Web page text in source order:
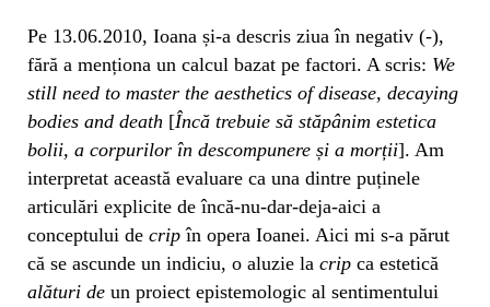
Pe 13.06.2010, Ioana și-a descris ziua în negativ (-),
fără a menționa un calcul bazat pe factori. A scris: We
still need to master the aesthetics of disease, decaying
bodies and death [Încă trebuie să stăpânim estetica
bolii, a corpurilor în descompunere și a morții]. Am
interpretat această evaluare ca una dintre puținele
articulări explicite de încă-nu-dar-deja-aici a
conceptului de crip în opera Ioanei. Aici mi s-a părut
că se ascunde un indiciu, o aluzie la crip ca estetică
alături de un proiect epistemologic al sentimentului